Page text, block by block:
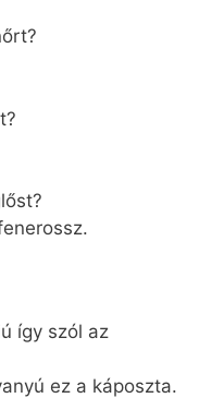
így szól az
ez a káposzta.